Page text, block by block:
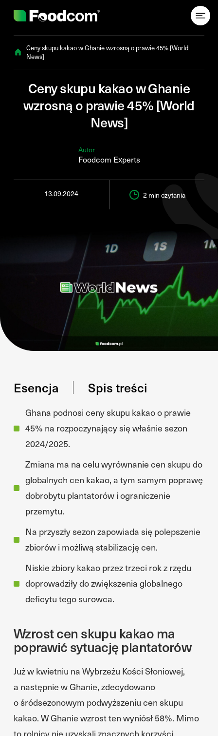
Ceny skupu kakao w Ghanie wzrosną o prawie 45% [World
News]
Ceny skupu kakao w Ghanie
wzrosną o prawie 45% [World
News]
Autor
Foodcom Experts
13.09.2024 2 min czytania
Esencja Spis treści
Ghana podnosi ceny skupu kakao o prawie
45% na rozpoczynający się właśnie sezon
2024/2025.
Zmiana ma na celu wyrównanie cen skupu do
globalnych cen kakao, a tym samym poprawę
dobrobytu plantatorów i ograniczenie
przemytu.
Na przyszły sezon zapowiada się polepszenie
zbiorów i możliwą stabilizację cen.
Niskie zbiory kakao przez trzeci rok z rzędu
doprowadziły do zwiększenia globalnego
deficytu tego surowca.
Wzrost cen skupu kakao ma
poprawić sytuację plantatorów
Już w kwietniu na Wybrzeżu Kości Słoniowej,
a następnie w Ghanie, zdecydowano
o śródsezonowym podwyższeniu cen skupu
kakao. W Ghanie wzrost ten wyniósł 58%. Mimo
to rolnicy nie uzyskali znacznych korzyści